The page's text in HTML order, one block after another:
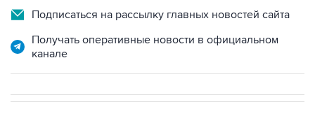
Подписаться на рассылку главных новостей сайта
Получать оперативные новости в официальном
канале